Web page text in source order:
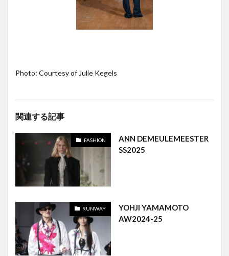
Photo: Courtesy of Julie Kegels
関連する記事
FASHION
ANN DEMEULEMEESTER
SS2025
RUNWAY
YOHJI YAMAMOTO
AW2024-25